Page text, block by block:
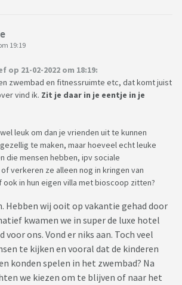
19:19
op 21-02-2022 om 18:19:
zwembad en fitnessruimte etc, dat komt juist
vind ik. Zit je daar in je eentje in je
leuk om dan je vrienden uit te kunnen
te maken, maar hoeveel echt leuke
die mensen hebben, ipv sociale
verkeren ze alleen nog in kringen van
ook in hun eigen villa met bioscoop zitten?
Hebben wij ooit op vakantie gehad door
kwamen we in super de luxe hotel
voor ons. Vond er niks aan. Toch veel
te kijken en vooral dat de kinderen
konden spelen in het zwembad? Na
we kiezen om te blijven of naar het